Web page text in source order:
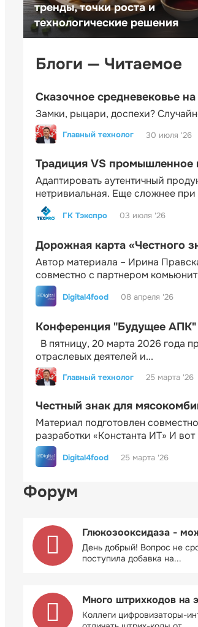
тренды, точки роста и
технологические решения
Блоги — Читаемое
Сказочное средневековье
Замки, рыцари, доспехи?
Главный технолог 30 июля '26
Традиция VS промышленное
Адаптировать аутентичный
нетривиальная. Еще сложнее при
ГК Тэкспро 03 июля '26
Дорожная карта «Честного
Автор материала – Ирина
совместно с партнером
Digital4food 08 апреля '26
Конференция "Будущее АПК"
В пятницу, 20 марта 2026 года
отраслевых деятелей и...
Главный технолог 25 марта '26
Честный знак для
Материал подготовлен
разработки «Константа ИТ» И
Digital4food 25 марта '26
Форум
Глюкозооксидаза -
День добрый! Вопрос не
поступила добавка на...
Много штрихкодов на
Коллеги цифровизаторы-